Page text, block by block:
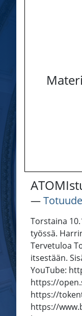
―
Torstaina
työssä.
Tervetuloa
itsestään.
YouTube:
https://
https://
https://